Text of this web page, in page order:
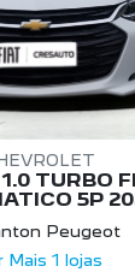
TURBO
5P
Peugeot
Mais 1 lojas